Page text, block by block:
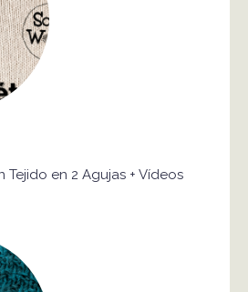
Tejido en 2 Agujas + Vídeos